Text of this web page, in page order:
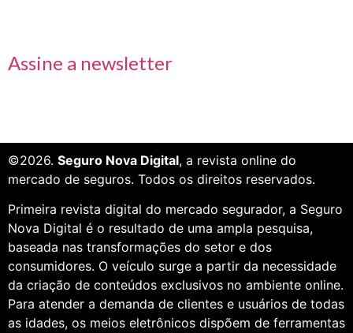
Assine a newsletter
©2026. Seguro Nova Digital, a revista online do
mercado de seguros. Todos os direitos reservados.
Primeira revista digital do mercado segurador, a Seguro
Nova Digital é o resultado de uma ampla pesquisa,
baseada nas transformações do setor e dos
consumidores. O veículo surge a partir da necessidade
da criação de conteúdos exclusivos no ambiente online.
Para atender a demanda de clientes e usuários de todas
as idades, os meios eletrônicos dispõem de ferramentas